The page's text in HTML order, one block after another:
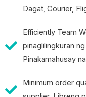
Dagat, Courier,
Efficiently Team
pinaglilingkuran
Pinakamahusay
Minimum order